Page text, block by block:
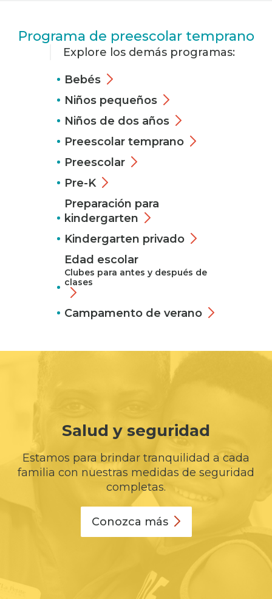
Programa de preescolar temprano
Explore los demás programas:
Bebés
Niños pequeños
Niños de dos años
Preescolar temprano
Preescolar
Pre-K
Preparación para
kindergarten
Kindergarten privado
Edad escolar
Clubes para antes y después de
clases
Campamento de verano
Salud y seguridad
Estamos para brindar tranquilidad a cada
familia con nuestras medidas de seguridad
completas.
Conozca más